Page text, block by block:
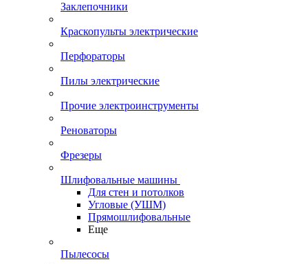
Заклепочники
Краскопульты электрические
Перфораторы
Пилы электрические
Прочие электроинструменты
Реноваторы
Фрезеры
Шлифовальные машины
Для стен и потолков
Угловые (УШМ)
Прямошлифовальные
Еще
Пылесосы